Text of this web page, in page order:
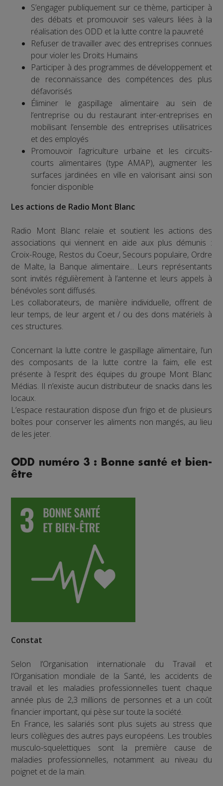
S’engager publiquement sur ce thème, participer à
des débats et promouvoir ses valeurs liées à la
réalisation des ODD et la lutte contre la pauvreté
Refuser de travailler avec des entreprises connues
pour violer les Droits Humains
Participer à des programmes de développement et
de reconnaissance des compétences des plus
défavorisés
Éliminer le gaspillage alimentaire au sein de
l’entreprise ou du restaurant inter-entreprises en
mobilisant l’ensemble des entreprises utilisatrices
et des employés
Promouvoir l’agriculture urbaine et les circuits-
courts alimentaires (type AMAP), augmenter les
surfaces jardinées en ville en valorisant ainsi son
foncier disponible
Les actions de Radio Mont Blanc
Radio Mont Blanc relaie et soutient les actions des
associations qui viennent en aide aux plus démunis :
Croix-Rouge, Restos du Coeur, Secours populaire, Ordre
de Malte, la Banque alimentaire... Leurs représentants
sont invités régulièrement à l’antenne et leurs appels à
bénévoles sont diffusés.
Les collaborateurs, de manière individuelle, offrent de
leur temps, de leur argent et / ou des dons matériels à
ces structures.
Concernant la lutte contre le gaspillage alimentaire, l’un
des composants de la lutte contre la faim, elle est
présente à l’esprit des équipes du groupe Mont Blanc
Médias. Il n’existe aucun distributeur de snacks dans les
locaux.
L’espace restauration dispose d’un frigo et de plusieurs
boîtes pour conserver les aliments non mangés, au lieu
de les jeter.
ODD numéro 3 : Bonne santé et bien-
être
Constat
Selon l’Organisation internationale du Travail et
l’Organisation mondiale de la Santé, les accidents de
travail et les maladies professionnelles tuent chaque
année plus de 2,3 millions de personnes et a un coût
financier important, qui pèse sur toute la société.
En France, les salariés sont plus sujets au stress que
leurs collègues des autres pays européens. Les troubles
musculo-squelettiques sont la première cause de
maladies professionnelles, notamment au niveau du
poignet et de la main.